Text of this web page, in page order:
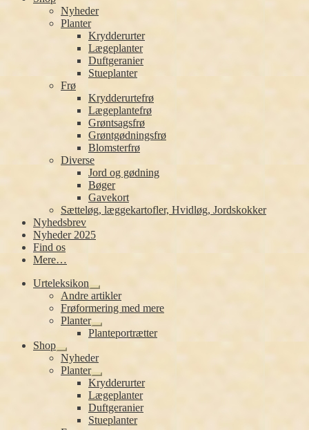
Nyheder
Planter
Krydderurter
Lægeplanter
Duftgeranier
Stueplanter
Frø
Krydderurtefrø
Lægeplantefrø
Grøntsagsfrø
Grøntgødningsfrø
Blomsterfrø
Diverse
Jord og gødning
Bøger
Gavekort
Sætteløg, læggekartofler, Hvidløg, Jordskokker
Nyhedsbrev
Nyheder 2025
Find os
Mere…
Urteleksikon
Udfold
undermenu
Andre artikler
Frøformering med mere
Planter
Udfold
undermenu
Planteportrætter
Shop
Udfold
undermenu
Nyheder
Planter
Udfold
undermenu
Krydderurter
Lægeplanter
Duftgeranier
Stueplanter